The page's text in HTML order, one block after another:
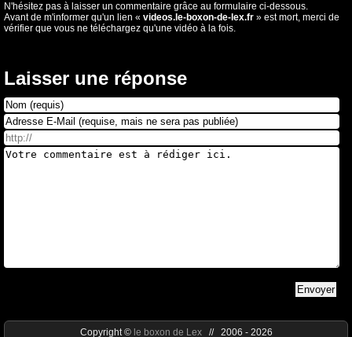
N'hésitez pas à laisser un commentaire grâce au formulaire ci-dessous.
Avant de m'informer qu'un lien « videos.le-boxon-de-lex.fr » est mort, merci de
vérifier que vous ne téléchargez qu'une vidéo à la fois.
Laisser une réponse
Copyright © le boxon de Lex// 2006 - 2026